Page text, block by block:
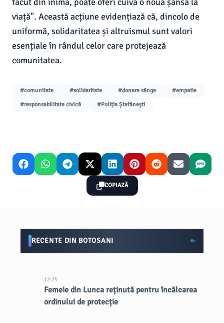
viață". Această acțiune evidențiază că, dincolo de
uniformă, solidaritatea și altruismul sunt valori
esențiale în rândul celor care protejează
comunitatea.
#comunitate #solidaritate #donare sânge
#empatie
#responsabilitate civică
#Poliția Ștefănești
COPIAZĂ
RECENTE DIN BOTOSANI
12:25
Femeie din Lunca reținută pentru încălcarea
ordinului de protecție